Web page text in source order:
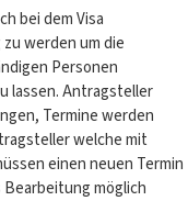
bei dem Visa
werden um die
Personen
lassen. Antragsteller
Termine werden
welche mit
einen neuen Termin
Bearbeitung möglich